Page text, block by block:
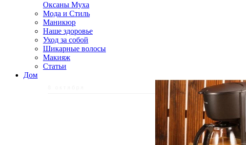
Оксаны Муха
Мода и Стиль
Маникюр
Наше здоровье
Уход за собой
Шикарные волосы
Макияж
Статьи
Дом